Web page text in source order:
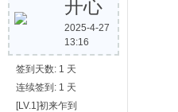
开心
2025-4-27
13:16
签到天数: 1 天
连续签到: 1 天
[LV.1]初来乍到